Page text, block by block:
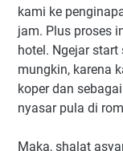
kami ke
jam. Plus proses
hotel. Ngejar
mungkin, karena
koper dan
nyasar pula di
Maka, shalat